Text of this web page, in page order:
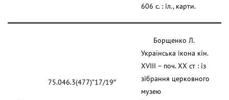
606 с. : іл., карти.
75.046.3(477)”17/19″
Борщенко Л.
Українська ікона кін.
XVIII – поч. XX ст : із
зібрання церковного
музею